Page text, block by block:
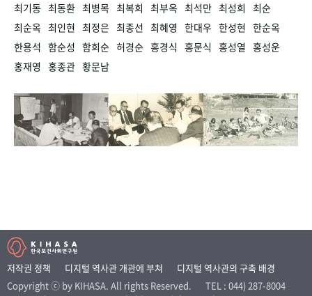
최기동 최동환 최병목 최복희 최부옥 최석만 최성희 최순
최순옥 최인현 최정은 최종선 최혜영 한대우 한성현 한순옥
한용석 함순성 함희순 허경순 홍경식 홍문식 홍성열 홍성운
홍재영 홍종관 황문남
저작권 정책 디지털 역사관 개관에 부쳐
디지털 역사관의 구축 배경
Copyright ⓒ by KIHASA. All rights Reserved.
TEL : 044) 287-8004